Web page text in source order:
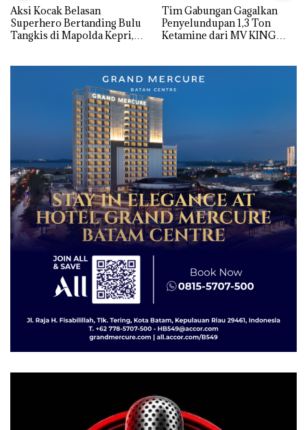
Aksi Kocak Belasan
Superhero Bertanding Bulu
Tangkis di Mapolda Kepri,
Tim Gabungan Gagalkan
Penyelundupan 1,3 Ton
Ketamine dari MV KING